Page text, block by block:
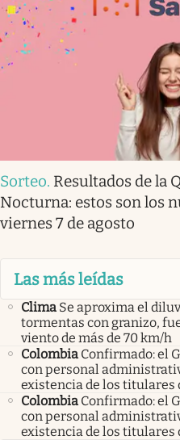
Sorteo. Resultados de la
Nocturna: estos son los
viernes 7 de agosto
Las más leídas
Clima Se aproxima el
tormentas con granizo,
viento de más de 70 km/h
Colombia Confirmado: el
con personal
existencia de los titulares
Colombia Confirmado: el
con personal
existencia de los titulares